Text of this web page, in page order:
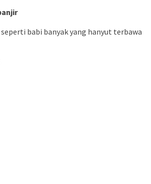
babi banyak yang hanyut terbawa